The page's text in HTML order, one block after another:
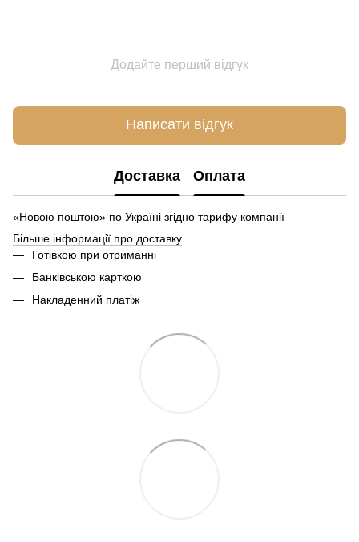
Додайте перший відгук
Написати відгук
Доставка Оплата
«Новою поштою» по Україні згідно тарифу компанії
Більше інформації про доставку
Готівкою при отриманні
Банківською карткою
Накладенний платіж